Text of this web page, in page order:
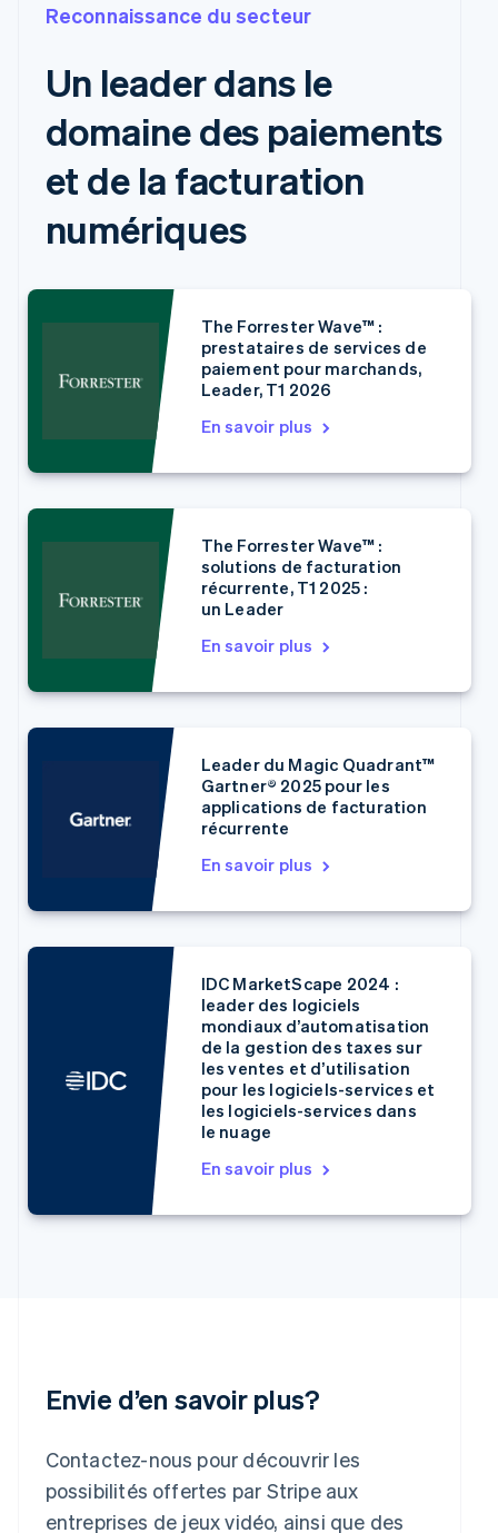
Reconnaissance du secteur
Un leader dans le
domaine des paiements
et de la facturation
numériques
The Forrester Wave™ :
prestataires de services de
paiement pour marchands,
Leader, T1 2026
En savoir plus
The Forrester Wave™ :
solutions de facturation
récurrente, T1 2025 :
un Leader
En savoir plus
Leader du Magic Quadrant™
Gartner® 2025 pour les
applications de facturation
récurrente
En savoir plus
IDC MarketScape 2024 :
leader des logiciels
mondiaux d’automatisation
de la gestion des taxes sur
les ventes et d’utilisation
pour les logiciels-services et
les logiciels-services dans
le nuage
En savoir plus
Envie d’en savoir plus?
Contactez-nous pour découvrir les
possibilités offertes par Stripe aux
entreprises de jeux vidéo, ainsi que des
English
DeutschEnglish
FrançaisDeutschEnglish
PortuguêsEnglish
Français
Chine continentale
English
Chypre
English
Italiano
Émirats arabes unis
Finlande
EnglishSvenska
FrançaisEnglish
Gibraltar
English
Grèce